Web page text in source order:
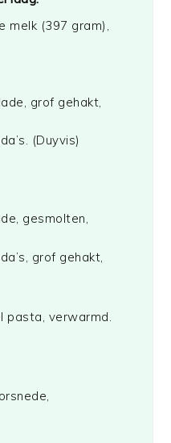
melk (397 gram),
grof gehakt,
(Duyvis)
gesmolten,
grof gehakt,
pasta, verwarmd.